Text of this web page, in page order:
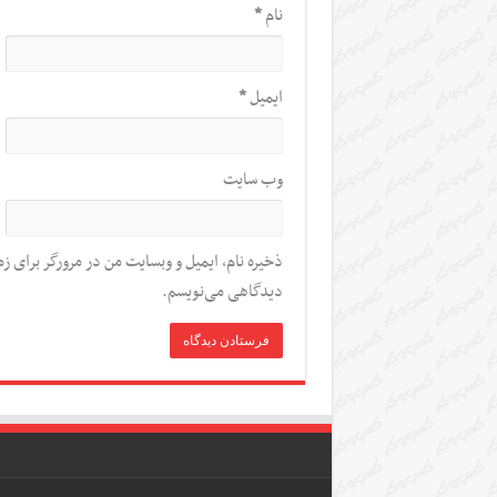
نام*
ایمیل*
وب‌ سایت
ذخیره نام، ایمیل و وبسایت من در مرورگر برای
دیدگاهی می‌نویسم.